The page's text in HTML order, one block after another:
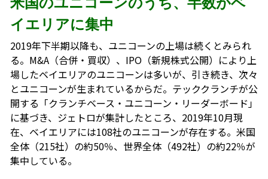
イエリアに集中
2019年下半期以降も、ユニコーンの上場は続くとみられ
る。M&A（合併・買収）、IPO（新規株式公開）により上
場したベイエリアのユニコーンは多いが、引き続き、次々
とユニコーンが生まれているからだ。テッククランチが公
開する「クランチベース・ユニコーン・リーダーボード」
に基づき、ジェトロが集計したところ、2019年10月現
在、ベイエリアには108社のユニコーンが存在する。米国
全体（215社）の約50％、世界全体（492社）の約22％が
集中している。